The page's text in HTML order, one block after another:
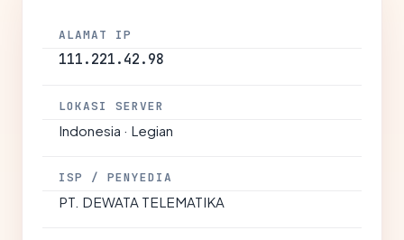
ALAMAT IP
111.221.42.98
LOKASI SERVER
Indonesia · Legian
ISP / PENYEDIA
PT. DEWATA TELEMATIKA